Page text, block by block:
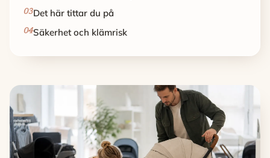
Det här tittar du på
Säkerhet och klämrisk